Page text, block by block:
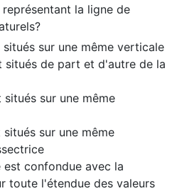
la ligne de
sur une même verticale
situés de part et d'autre de la
sur une même
sur une même
confondue avec la
toute l'étendue des valeurs